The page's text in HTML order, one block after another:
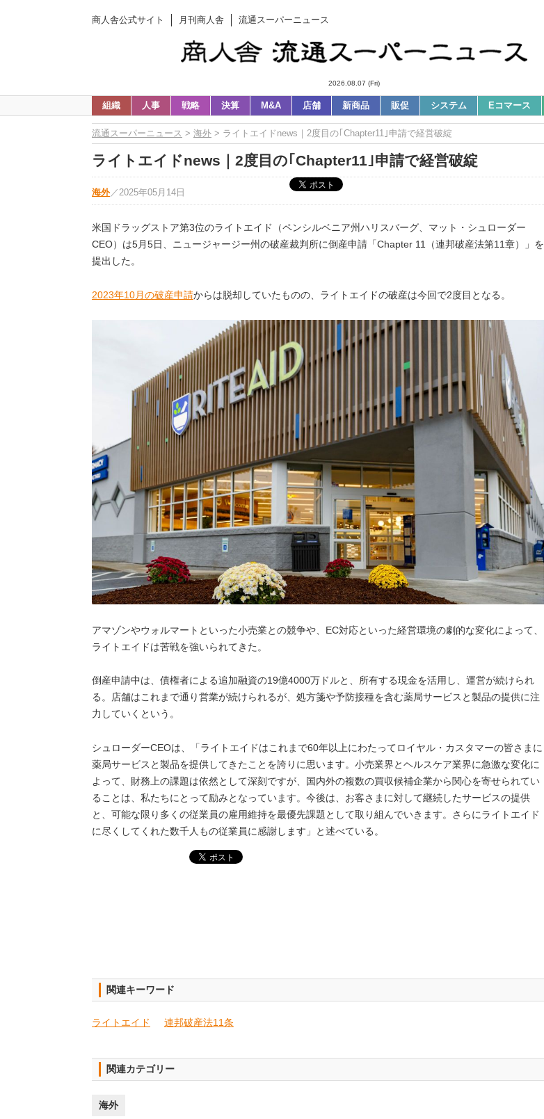
商人舎公式サイト 月刊商人舎 流通スーパーニュース
2026.08.07 (Fri)
組織 人事 戦略 決算 M&A 店舗 新商品 販促 システム Eコマース
流通スーパーニュース > 海外 > ライトエイドnews｜2度目の｢Chapter11｣申請で経営破綻
ライトエイドnews｜2度目の｢Chapter11｣申請で経営破綻
海外 ／ 2025年05月14日
米国ドラッグストア第3位のライトエイド（ペンシルベニア州ハリスバーグ、マット・シュローダー
CEO）は5月5日、ニュージャージー州の破産裁判所に倒産申請「Chapter 11（連邦破産法第11章）」を
提出した。
2023年10月の破産申請からは脱却していたものの、ライトエイドの破産は今回で2度目となる。
アマゾンやウォルマートといった小売業との競争や、EC対応といった経営環境の劇的な変化によって、
ライトエイドは苦戦を強いられてきた。
倒産申請中は、債権者による追加融資の19億4000万ドルと、所有する現金を活用し、運営が続けられ
る。店舗はこれまで通り営業が続けられるが、 処方箋や予防接種を含む薬局サービスと製品の提供に注
力していくという 。
シュローダーCEOは、「ライトエイドはこれまで60年以上にわたってロイヤル・カスタマーの皆さまに
薬局サービスと製品を提供してきたことを誇りに思います。小売業界とヘルスケア業界に急激な変化に
よって、財務上の課題は依然として深刻ですが、国内外の複数の買収候補企業から関心を寄せられてい
ることは、私たちにとって励みとなっています。今後は、お客さまに対して継続したサービスの提供
と、可能な限り多くの従業員の雇用維持を最優先課題として取り組んでいきます。さらにライトエイド
に尽くしてくれた数千人もの従業員に感謝します」と述べている。
関連キーワード
ライトエイド 連邦破産法11条
関連カテゴリー
海外